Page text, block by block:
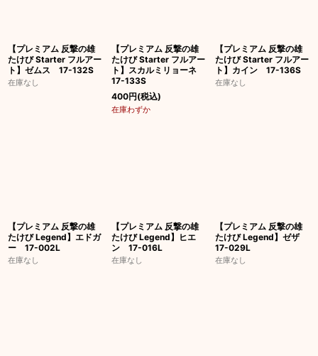
【プレミアム 反撃の雄
たけび Starter フルアー
ト】ゼムス 17-132S
在庫なし
【プレミアム 反撃の雄
たけび Starter フルアー
ト】スカルミリョーネ
17-133S
400円(税込)
在庫わずか
【プレミアム 反撃の雄
たけび Starter フルアー
ト】カイン 17-136S
在庫なし
【プレミアム 反撃の雄
たけび Legend】エドガ
ー 17-002L
在庫なし
【プレミアム 反撃の雄
たけび Legend】ヒエ
ン 17-016L
在庫なし
【プレミアム 反撃の雄
たけび Legend】ゼザ
17-029L
在庫なし